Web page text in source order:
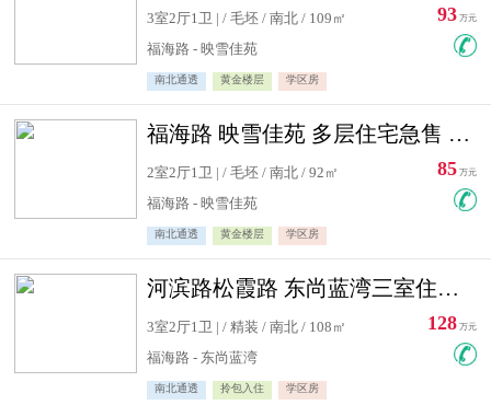
3室2厅1卫 | / 毛坯 / 南北 / 109㎡
福海路 - 映雪佳苑
南北通透 黄金楼层 学区房
93 万元
福海路 映雪佳苑 多层住宅急售 可公积金贷款
2室2厅1卫 | / 毛坯 / 南北 / 92㎡
福海路 - 映雪佳苑
南北通透 黄金楼层 学区房
85 万元
河滨路松霞路 东尚蓝湾三室住宅急售
3室2厅1卫 | / 精装 / 南北 / 108㎡
福海路 - 东尚蓝湾
南北通透 拎包入住 学区房
128 万元